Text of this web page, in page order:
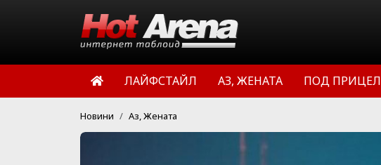
ЛАЙФСТАЙЛ АЗ, ЖЕНАТА ПОД ПРИЦЕЛ
Новини Аз, Жената